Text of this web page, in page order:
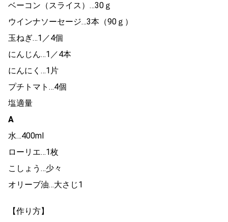
ベーコン（スライス）…30ｇ
ウインナソーセージ…3本（90ｇ）
玉ねぎ…1／4個
にんじん…1／4本
にんにく…1片
プチトマト…4個
塩適量
A
水…400ml
ローリエ…1枚
こしょう…少々
オリーブ油…大さじ1
【作り方】